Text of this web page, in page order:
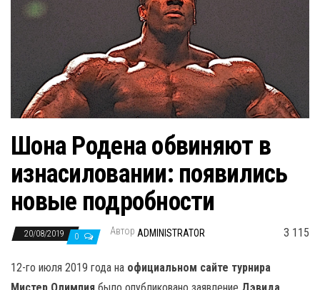
и
Шона Родена обвиняют в
изнасиловании: появились
новые подробности
20/08/2019 0 Автор ADMINISTRATOR 3 115
12-го июля 2019 года на официальном сайте турнира